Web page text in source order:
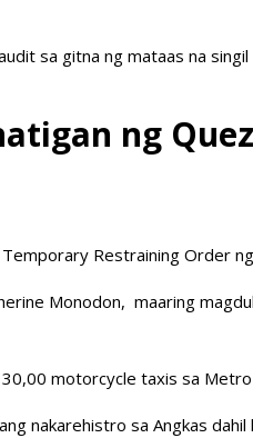
sa gitna ng mataas na
ng
Restraining Order
Monodon, maaring
motorcycle taxis sa
nakarehistro sa Angkas